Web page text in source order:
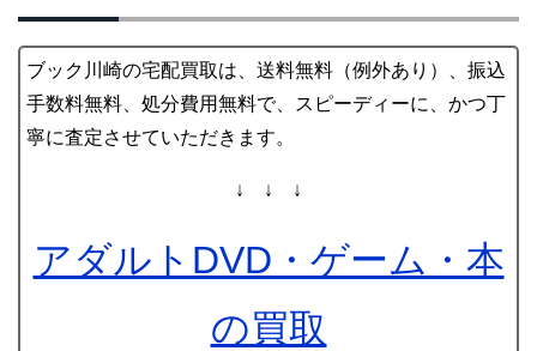
ブック川崎の宅配買取は、送料無料（例外あり）、振込
手数料無料、処分費用無料で、スピーディーに、かつ丁
寧に査定させていただきます。
↓ ↓ ↓
アダルトDVD・ゲーム・本
の買取